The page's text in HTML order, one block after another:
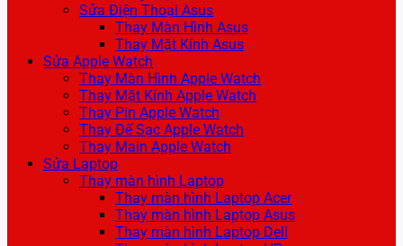
Sửa Điện Thoại Asus
Thay Màn Hình Asus
Thay Mặt Kính Asus
Sửa Apple Watch
Thay Màn Hình Apple Watch
Thay Mặt Kính Apple Watch
Thay Pin Apple Watch
Thay Đế Sạc Apple Watch
Thay Main Apple Watch
Sửa Laptop
Thay màn hình Laptop
Thay màn hình Laptop Acer
Thay màn hình Laptop Asus
Thay màn hình Laptop Dell